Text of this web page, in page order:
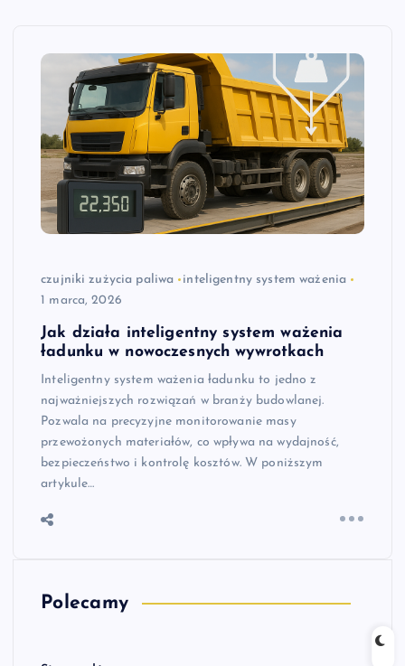
czujniki zużycia paliwa
inteligentny system ważenia
1 marca, 2026
Jak działa inteligentny system ważenia
ładunku w nowoczesnych wywrotkach
Inteligentny system ważenia ładunku to jedno z
najważniejszych rozwiązań w branży budowlanej.
Pozwala na precyzyjne monitorowanie masy
przewożonych materiałów, co wpływa na wydajność,
bezpieczeństwo i kontrolę kosztów. W poniższym
artykule…
Polecamy